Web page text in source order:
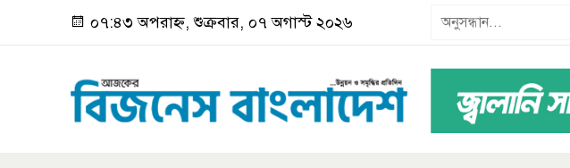
০৭:৪৩ অপরাহ্ন, শুক্রবার, ০৭ অগাস্ট ২০২৬